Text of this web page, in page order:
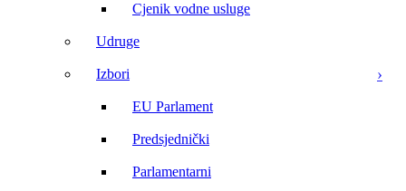
Cjenik vodne usluge
Udruge
Izbori
EU Parlament
Predsjednički
Parlamentarni